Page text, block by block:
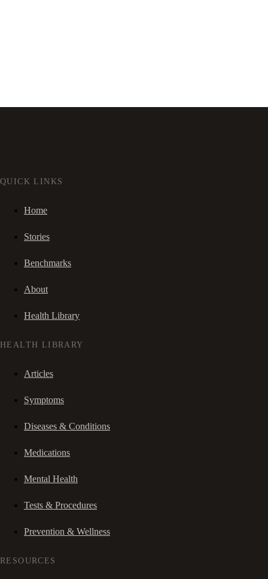
QUICK LINKS
Home
Stories
Benchmarks
About
Health Library
HEALTH LIBRARY
Articles
Symptoms
Diseases & Conditions
Medications
Mental Health
Tests & Procedures
Prevention & Wellness
RESOURCES